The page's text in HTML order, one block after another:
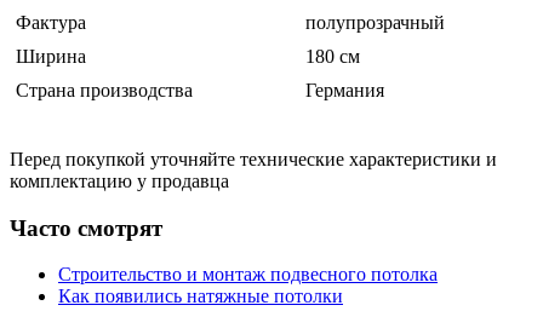
Фактура
полупрозрачный
Ширина
180 см
Страна производства
Германия
Перед покупкой уточняйте технические характеристики и
комплектацию у продавца
Часто смотрят
Строительство и монтаж подвесного потолка
Как появились натяжные потолки